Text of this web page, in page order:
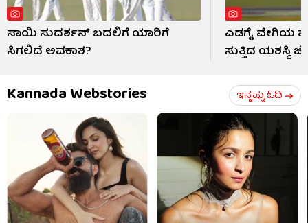
ಸಾಯಿ ಸುದರ್ಶನ್ ಬದಲಿಗೆ ಯಾರಿಗೆ
ಸಿಗಲಿದೆ ಅವಕಾಶ?
ಎಡಗೈ ವೇಗಿಯ
ಸುತ್ತಿದ ಯಶಸ್ವಿ
Kannada Webstories ಇನ್ನಷ್ಟು ಓದಿ